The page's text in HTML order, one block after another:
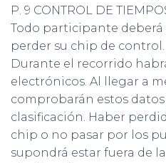
P. 9 CONTROL DE
Todo participante
perder su chip de control.
Durante el recorrido
electrónicos. Al llegar a
comprobarán estos
clasificación. Haber
chip o no pasar por los
supondrá estar fuera de la